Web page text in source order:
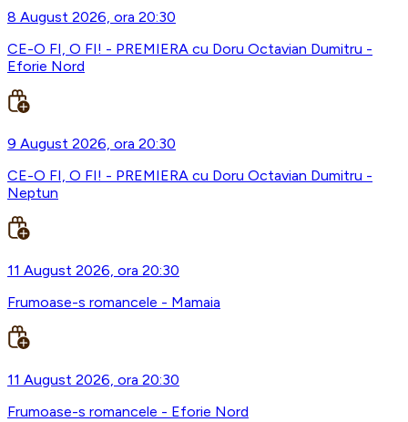
8 August 2026, ora 20:30
CE-O FI, O FI! - PREMIERA cu Doru Octavian Dumitru -
Eforie Nord
9 August 2026, ora 20:30
CE-O FI, O FI! - PREMIERA cu Doru Octavian Dumitru -
Neptun
11 August 2026, ora 20:30
Frumoase-s romancele - Mamaia
11 August 2026, ora 20:30
Frumoase-s romancele - Eforie Nord